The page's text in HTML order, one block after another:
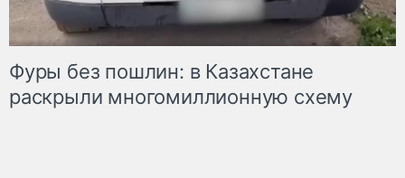
Фуры без пошлин: в Казахстане
раскрыли многомиллионную схему